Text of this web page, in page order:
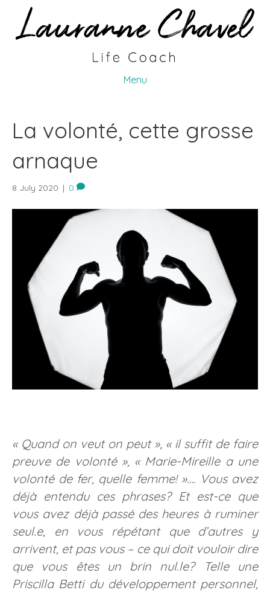
Menu
La volonté, cette grosse
arnaque
8 July 2020 | 0
« Quand on veut on peut », « il suffit de faire
preuve de volonté », « Marie-Mireille a une
volonté de fer, quelle femme! »…. Vous avez
déjà entendu ces phrases? Et est-ce que
vous avez déjà passé des heures à ruminer
seul.e, en vous répétant que d’autres y
arrivent, et pas vous – ce qui doit vouloir dire
que vous êtes un brin nul.le? Telle une
Priscilla Betti du développement personnel,